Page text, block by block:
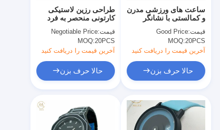
طراحی رزین لاستیکی
کارتونی منحصر به فرد
قیمت:Negotiable Price
MOQ:20PCS
آخرین قیمت را دریافت کنید
حالا حرف بزن
ساعت های ورزشی مدرن
و کمالستی با نشانگر
قیمت:Good Price
MOQ:20PCS
آخرین قیمت را دریافت کنید
حالا حرف بزن